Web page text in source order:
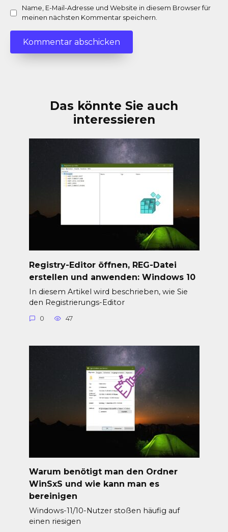
Name, E-Mail-Adresse und Website in diesem Browser für
meinen nächsten Kommentar speichern.
Das könnte Sie auch
interessieren
Registry-Editor öffnen, REG-Datei
erstellen und anwenden: Windows 10
In diesem Artikel wird beschrieben, wie Sie
den Registrierungs-Editor
0 47
Warum benötigt man den Ordner
WinSxS und wie kann man es
bereinigen
Windows-11/10-Nutzer stoßen häufig auf
einen riesigen